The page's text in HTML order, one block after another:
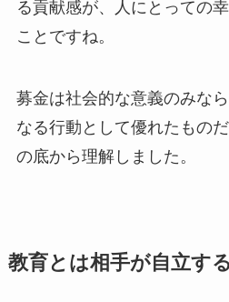
る貢献感が、人にとっての
ことですね。
募金は社会的な意義のみな
なる行動として優れたもの
の底から理解しました。
教育とは相手が自立す